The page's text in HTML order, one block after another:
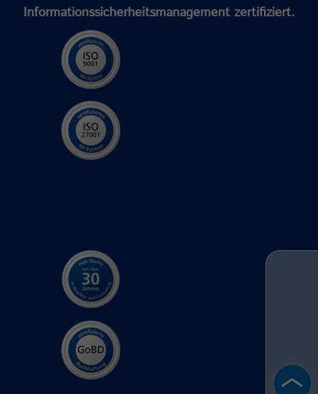
Informationssicherheitsmanagement zertifiziert.